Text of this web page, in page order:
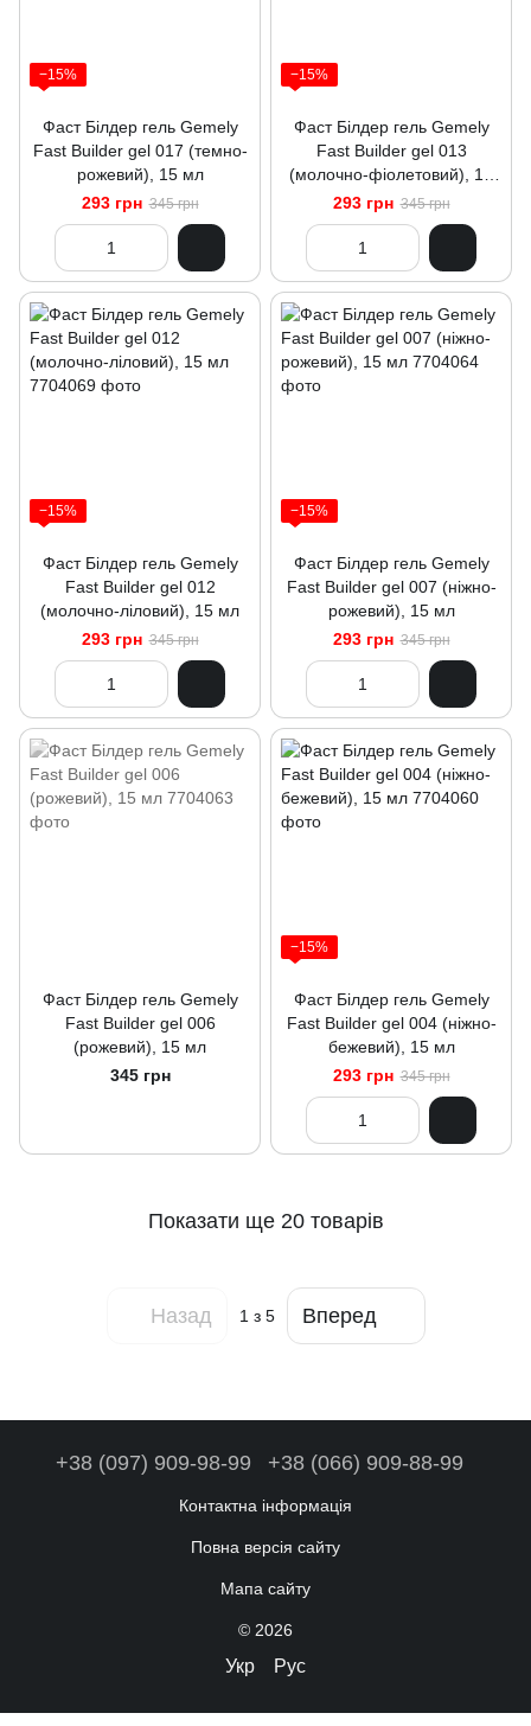
−15%
Фаст Білдер гель Gemely
Fast Builder gel 017 (темно-
рожевий), 15 мл
293 грн 345 грн
−15%
Фаст Білдер гель Gemely
Fast Builder gel 013
(молочно-фіолетовий), 15
мл
293 грн 345 грн
−15%
Фаст Білдер гель Gemely
Fast Builder gel 012
(молочно-ліловий), 15 мл
293 грн 345 грн
−15%
Фаст Білдер гель Gemely
Fast Builder gel 007 (ніжно-
рожевий), 15 мл
293 грн 345 грн
Фаст Білдер гель Gemely
Fast Builder gel 006
(рожевий), 15 мл
345 грн
−15%
Фаст Білдер гель Gemely
Fast Builder gel 004 (ніжно-
бежевий), 15 мл
293 грн 345 грн
Показати ще 20 товарів
Назад 1 з 5 Вперед
+38 (097) 909-98-99 +38 (066) 909-88-99
Контактна інформація
Повна версія сайту
Мапа сайту
© 2026
Укр Рус